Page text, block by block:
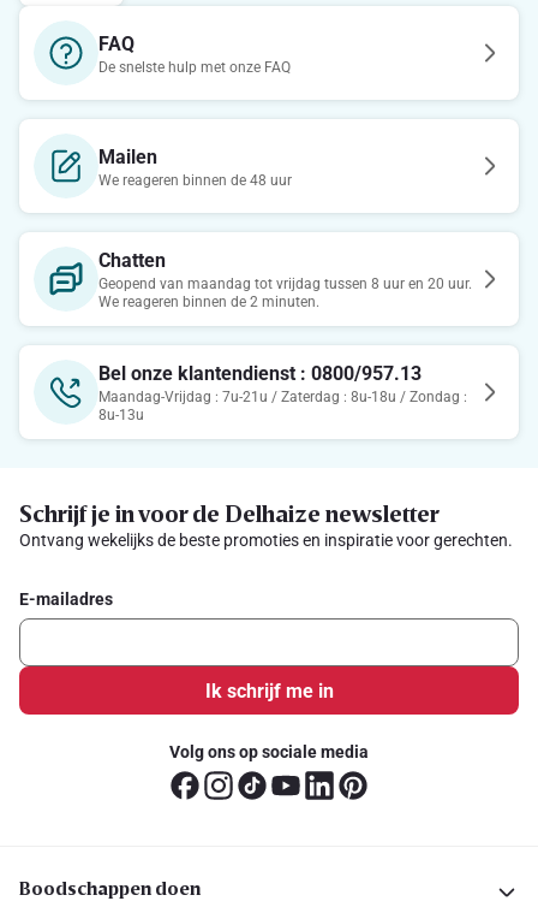
FAQ
De snelste hulp met onze FAQ
Mailen
We reageren binnen de 48 uur
Chatten
Geopend van maandag tot vrijdag tussen 8 uur en 20 uur.
We reageren binnen de 2 minuten.
Bel onze klantendienst : 0800/957.13
Maandag-Vrijdag : 7u-21u / Zaterdag : 8u-18u / Zondag :
8u-13u
Schrijf je in voor de Delhaize newsletter
Ontvang wekelijks de beste promoties en inspiratie voor gerechten.
E-mailadres
Ik schrijf me in
Volg ons op sociale media
Boodschappen doen